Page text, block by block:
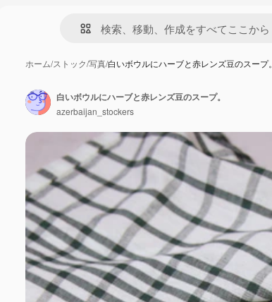
ホーム/ストック/写真/白いボウルにハーブと赤レンズ豆のスープ。
白いボウルにハーブと赤レンズ豆のスープ。
azerbaijan_stockers